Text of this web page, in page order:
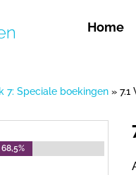
Home
7: Speciale boekingen »
68,5%
68,5%